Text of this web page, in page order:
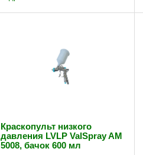
Краскопульт низкого
давления LVLP ValSpray AM
5008, бачок 600 мл